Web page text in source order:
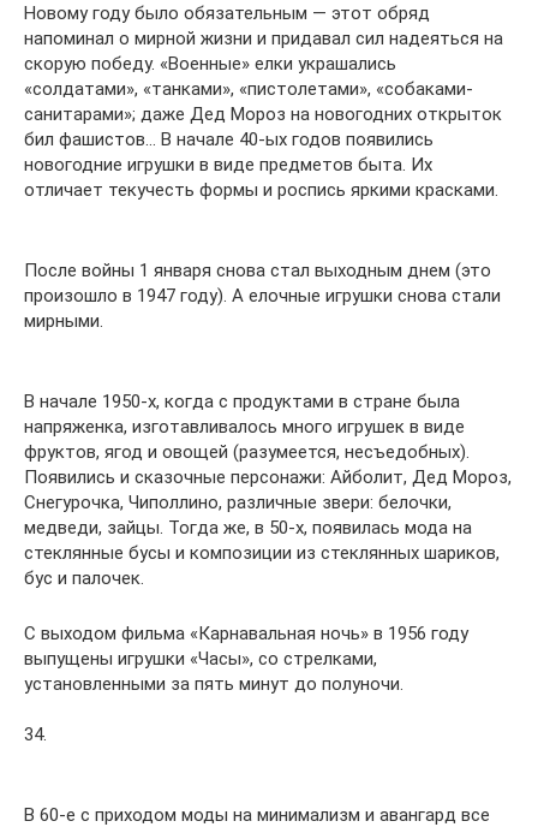
Новому году было обязательным — этот обряд
напоминал о мирной жизни и придавал сил надеяться на
скорую победу. «Военные» елки украшались
«солдатами», «танками», «пистолетами», «собаками-
санитарами»; даже Дед Мороз на новогодних открыток
бил фашистов… В начале 40-ых годов появились
новогодние игрушки в виде предметов быта. Их
отличает текучесть формы и роспись яркими красками.
После войны 1 января снова стал выходным днем (это
произошло в 1947 году). А елочные игрушки снова стали
мирными.
В начале 1950-х, когда с продуктами в стране была
напряженка, изготавливалось много игрушек в виде
фруктов, ягод и овощей (разумеется, несъедобных).
Появились и сказочные персонажи: Айболит, Дед Мороз,
Снегурочка, Чиполлино, различные звери: белочки,
медведи, зайцы. Тогда же, в 50-х, появилась мода на
стеклянные бусы и композиции из стеклянных шариков,
бус и палочек.
С выходом фильма «Карнавальная ночь» в 1956 году
выпущены игрушки «Часы», со стрелками,
установленными за пять минут до полуночи.
34.
В 60-е с приходом моды на минимализм и авангард все